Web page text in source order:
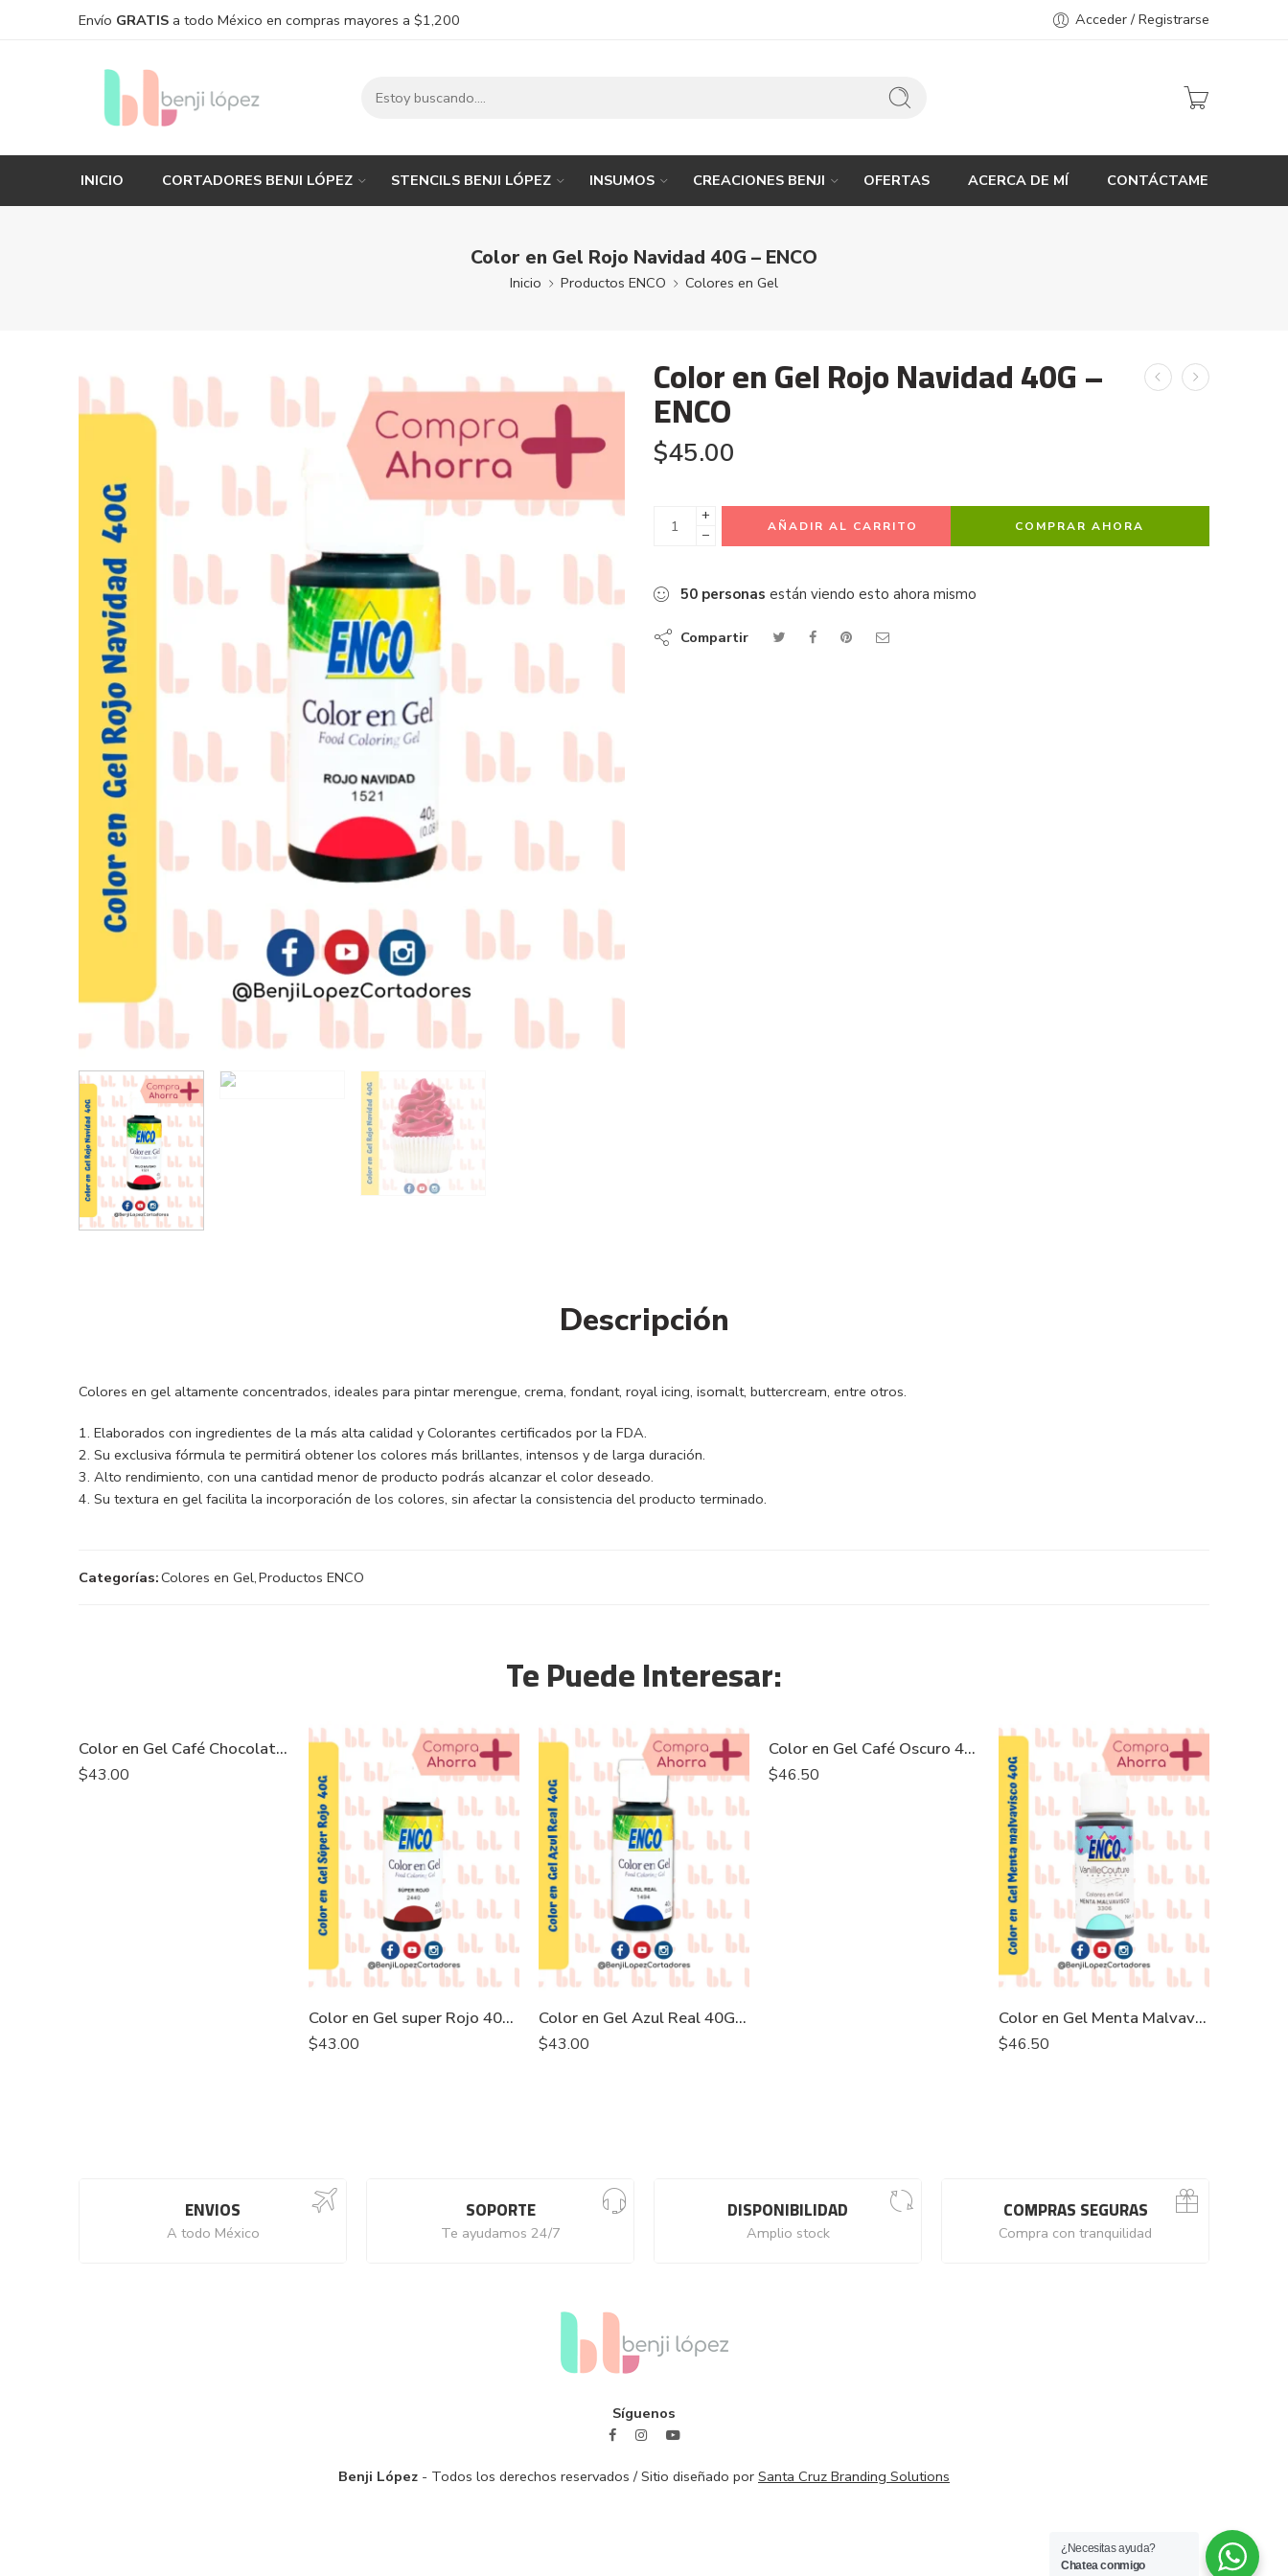
Envío GRATIS a todo México en compras mayores a $1,200 Acceder / Registrarse
INICIO CORTADORES BENJI LÓPEZ STENCILS BENJI LÓPEZ INSUMOS CREACIONES BENJI OFERTAS ACERCA DE MÍ CONTÁCTAME
Color en Gel Rojo Navidad 40G – ENCO
Inicio Productos ENCO Colores en Gel
Color en Gel Rojo Navidad 40G –
ENCO
$45.00
+
−
AÑADIR AL CARRITO COMPRAR AHORA
50 personas están viendo esto ahora mismo
Compartir
Descripción
Colores en gel altamente concentrados, ideales para pintar merengue, crema, fondant, royal icing, isomalt, buttercream, entre otros.
Elaborados con ingredientes de la más alta calidad y Colorantes certificados por la FDA.
Su exclusiva fórmula te permitirá obtener los colores más brillantes, intensos y de larga duración.
Alto rendimiento, con una cantidad menor de producto podrás alcanzar el color deseado.
Su textura en gel facilita la incorporación de los colores, sin afectar la consistencia del producto terminado.
Categorías:Colores en Gel,Productos ENCO
Te Puede Interesar:
Color en Gel Café Chocolate 40G – ENCO
$43.00
Color en Gel super Rojo 40G – ENCO
$43.00
Color en Gel Azul Real 40G – ENCO
$43.00
Color en Gel Café Oscuro 40G – ENCO
$46.50
Color en Gel Menta Malvavisco 40G – ENCO
$46.50
ENVIOS
A todo México
SOPORTE
Te ayudamos 24/7
DISPONIBILIDAD
Amplio stock
COMPRAS SEGURAS
Compra con tranquilidad
Síguenos
Benji López - Todos los derechos reservados / Sitio diseñado por Santa Cruz Branding Solutions
¿Necesitas ayuda?
Chatea conmigo